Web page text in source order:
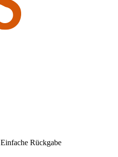
Einfache Rückgabe